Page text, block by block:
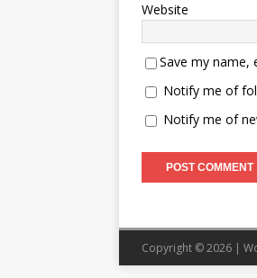
Website
Save my name,
Notify me of
Notify me of
Copyright © 2026 |